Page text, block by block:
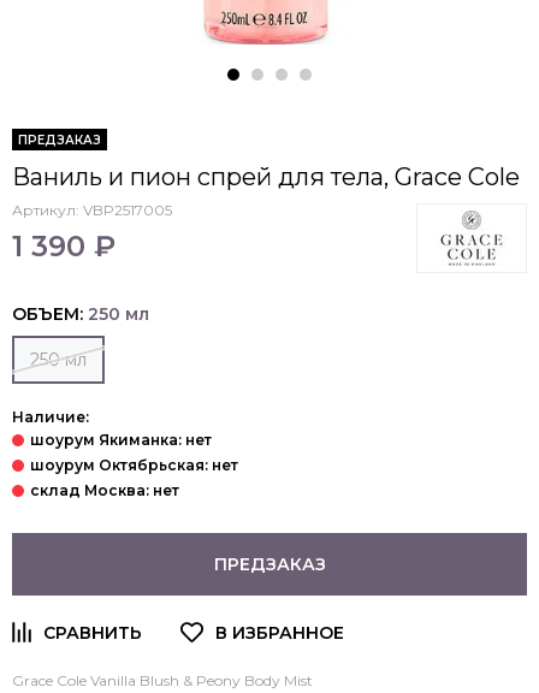
ПРЕДЗАКАЗ
Ваниль и пион спрей для тела, Grace Cole
Артикул: VBP2517005
1 390 ₽
ОБЪЕМ: 250 мл
250 мл
Наличие:
ПРЕДЗАКАЗ
Grace Cole Vanilla Blush & Peony Body Mist